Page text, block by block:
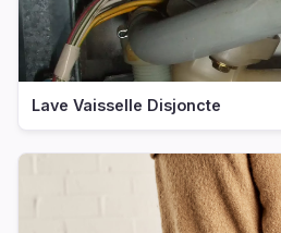
Lave Vaisselle Disjoncte